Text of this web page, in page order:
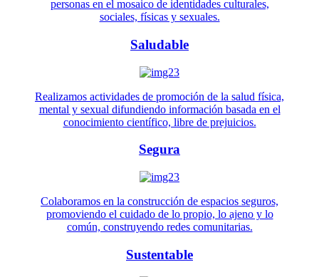
personas en el mosaico de identidades culturales,
sociales, físicas y sexuales.
Saludable
Realizamos actividades de promoción de la salud física,
mental y sexual difundiendo información basada en el
conocimiento científico, libre de prejuicios.
Segura
Colaboramos en la construcción de espacios seguros,
promoviendo el cuidado de lo propio, lo ajeno y lo
común, construyendo redes comunitarias.
Sustentable